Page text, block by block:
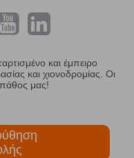
και έμπειρο
και χιονοδρομίας. Οι
μας!